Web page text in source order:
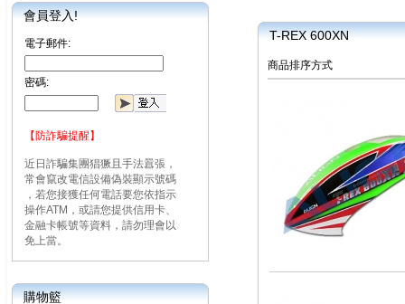
會員登入!
電子郵件:
密碼:
【防詐騙提醒】
近日詐騙集團猖獗且手法囂張，
常會竄改電信設備偽裝顯示號碼
，若您接獲任何電話要您依指示
操作ATM，或請您提供信用卡、
金融卡帳號等資料，請勿理會以
免上當。
購物籃
T-REX 600XN
商品排序方式